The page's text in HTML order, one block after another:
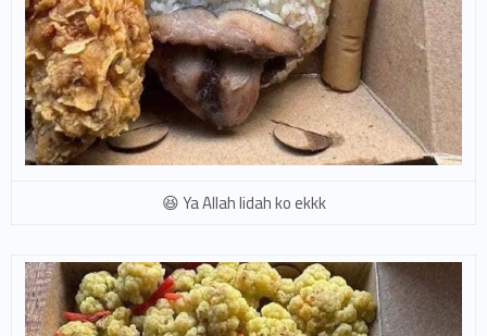
Ya Allah lidah ko ekkk 😆